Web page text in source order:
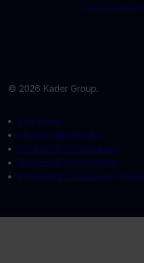
Duurzaamheid
© 2026 Kader Group.
Disclaimer
Privacyverklaringen
Cookies & Cookiebeleid
Algemene Voorwaarden
Vulnerability Disclosure Policy